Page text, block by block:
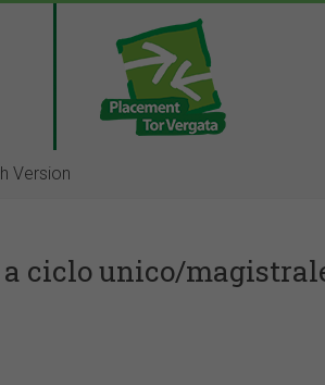
Version
ciclo unico/